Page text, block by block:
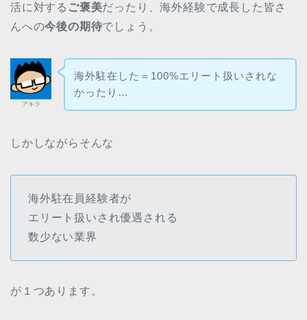
活に対する ご褒美だったり、海外経験で成長した皆さ
んへの今後の期待でしょう。
アキラ
海外駐在した＝100%エリート扱いされな
かったり…
しかしながらそんな
海外駐在員経験者が
エリート扱いされ優遇される
数少ない業界
が１つあります。